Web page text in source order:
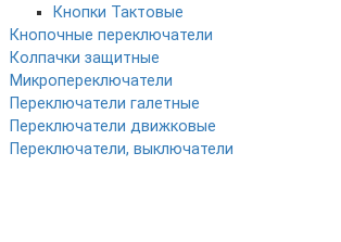
Кнопки Тактовые
Кнопочные переключатели
Колпачки защитные
Микропереключатели
Переключатели галетные
Переключатели движковые
Переключатели, выключатели